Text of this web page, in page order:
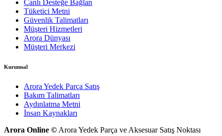
Canlı Desteğe Bağlan
Tüketici Metni
Güvenlik Talimatları
Müşteri Hizmetleri
Arora Dünyası
Müşteri Merkezi
Kurumsal
Arora Yedek Parça Satış
Bakım Talimatları
Aydınlatma Metni
İnsan Kaynakları
Arora Online © Arora Yedek Parça ve Aksesuar Satış Noktası